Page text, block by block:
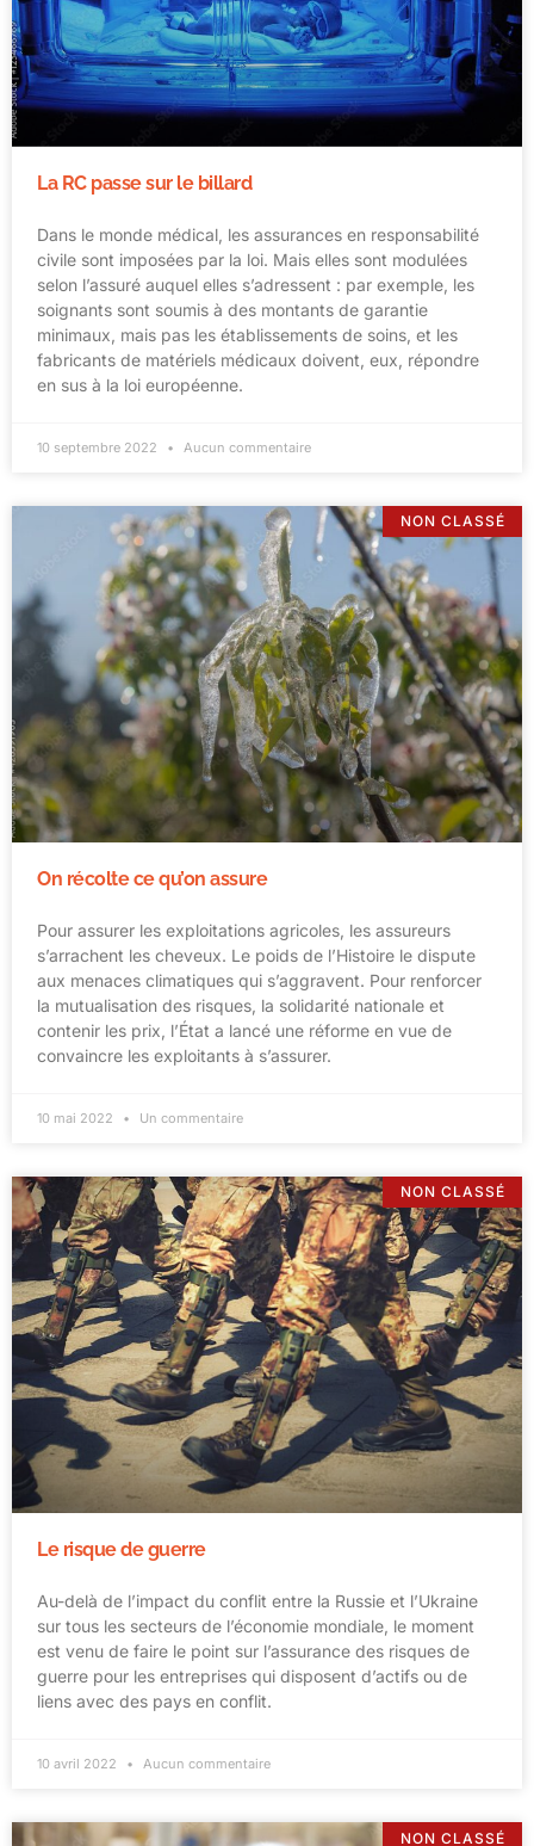
La RC passe sur le billard
Dans le monde médical, les assurances en responsabilité
civile sont imposées par la loi. Mais elles sont modulées
selon l’assuré auquel elles s’adressent : par exemple, les
soignants sont soumis à des montants de garantie
minimaux, mais pas les établissements de soins, et les
fabricants de matériels médicaux doivent, eux, répondre
en sus à la loi européenne.
10 septembre 2022 Aucun commentaire
NON CLASSÉ
On récolte ce qu’on assure
Pour assurer les exploitations agricoles, les assureurs
s’arrachent les cheveux. Le poids de l’Histoire le dispute
aux menaces climatiques qui s’aggravent. Pour renforcer
la mutualisation des risques, la solidarité nationale et
contenir les prix, l’État a lancé une réforme en vue de
convaincre les exploitants à s’assurer.
10 mai 2022 Un commentaire
NON CLASSÉ
Le risque de guerre
Au-delà de l’impact du conflit entre la Russie et l’Ukraine
sur tous les secteurs de l’économie mondiale, le moment
est venu de faire le point sur l’assurance des risques de
guerre pour les entreprises qui disposent d’actifs ou de
liens avec des pays en conflit.
10 avril 2022 Aucun commentaire
NON CLASSÉ